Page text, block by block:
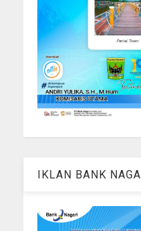
IKLAN BANK